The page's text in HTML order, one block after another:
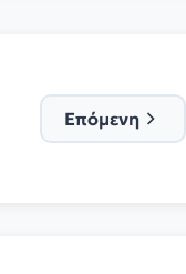
Επόμενη